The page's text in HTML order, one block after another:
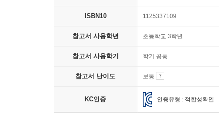
ISBN10 1125337109
참고서 사용학년 초등학교 3학년
참고서 사용학기 학기 공통
참고서 난이도 보통
KC인증 인증유형 : 적합성확인